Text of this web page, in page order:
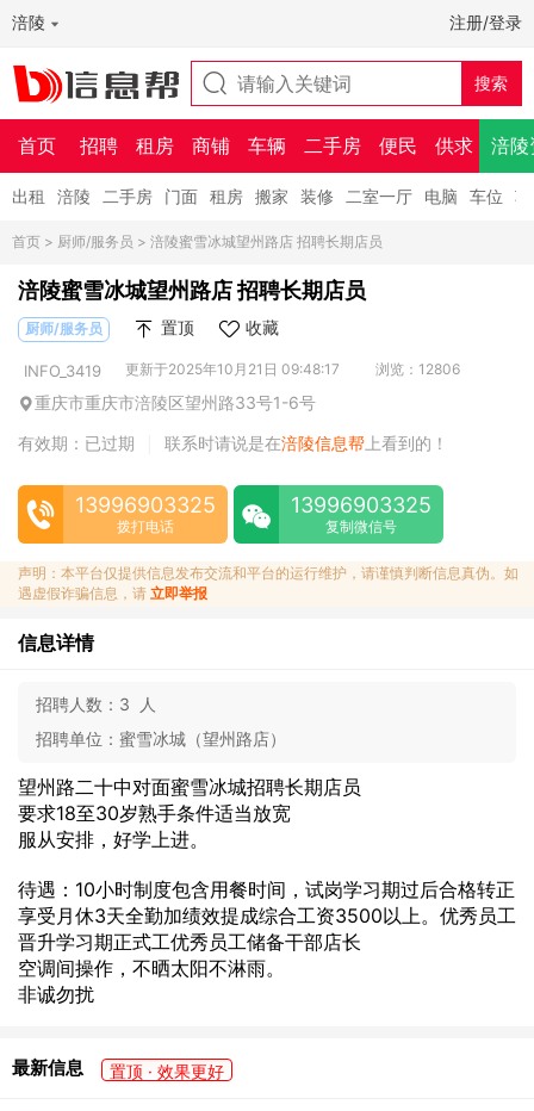
涪陵 注册/登录
首页 招聘 租房 商铺 车辆 二手房 便民 供求 涪陵
出租 涪陵 二手房 门面 租房 搬家 装修 二室一厅 电脑 车位
首页 > 厨师/服务员 > 涪陵蜜雪冰城望州路店 招聘长期店员
涪陵蜜雪冰城望州路店 招聘长期店员
厨师/服务员 置顶 收藏
INFO_3419 更新于2025年10月21日 09:48:17 浏览：12806
重庆市重庆市涪陵区望州路33号1-6号
有效期：已过期
联系时请说是在涪陵信息帮 上看到的！
13996903325
拨打电话
13996903325
复制微信号
声明：本平台仅提供信息发布交流和平台的运行维护，请谨慎判断信息真伪。如
遇虚假诈骗信息，请 立即举报
信息详情
招聘人数： 3 人
招聘单位： 蜜雪冰城（望州路店）
望州路二十中对面蜜雪冰城招聘长期店员
要求18至30岁熟手条件适当放宽
服从安排，好学上进。
待遇：10小时制度包含用餐时间，试岗学习期过后合格转正
享受月休3天全勤加绩效提成综合工资3500以上。优秀员工
晋升学习期正式工优秀员工储备干部店长
空调间操作，不晒太阳不淋雨。
非诚勿扰
最新信息 置顶 · 效果更好